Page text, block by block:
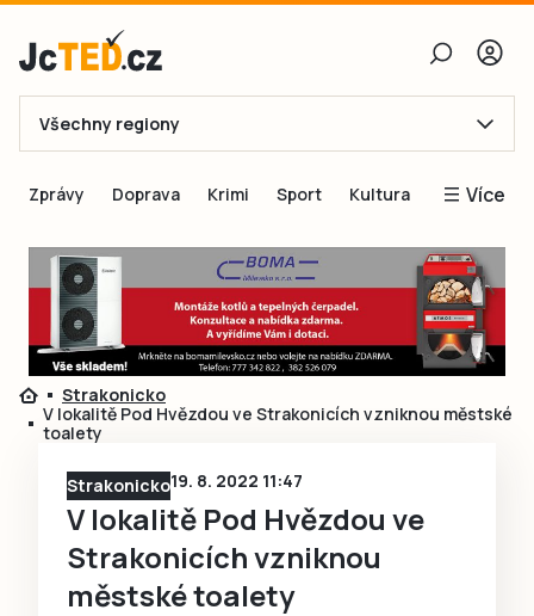
E-mail
Obnovit heslo
Přihlásit se
Přihlásit se přes Facebook
Všechny regiony
Zprávy Doprava Krimi Sport Kultura Více
Blogy
Inspirace
Čtenáři píší
Speciální přílohy
Strakonicko
V lokalitě Pod Hvězdou ve Strakonicích vzniknou městské
toalety
Strakonicko19. 8. 2022 11:47
V lokalitě Pod Hvězdou ve
Strakonicích vzniknou
městské toalety